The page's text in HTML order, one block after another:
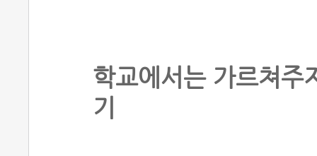
학교에서는 가르쳐주
기